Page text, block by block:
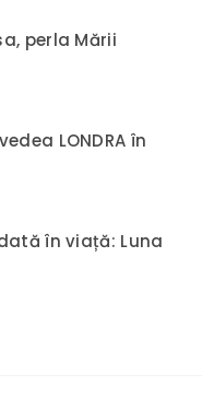
perla Mării
LONDRA în
în viață: Luna